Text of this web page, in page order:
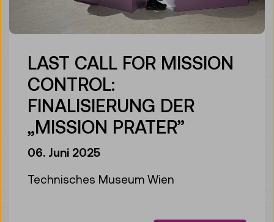
LAST CALL FOR MISSION
CONTROL:
FINALISIERUNG DER
„MISSION PRATER”
06. Juni 2025
Technisches Museum Wien